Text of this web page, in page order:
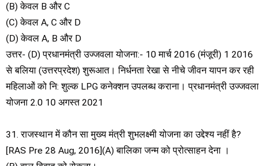
(B) केवल B और C
(C) केवल A, C और D
(D) केवल A, B और D
उत्तर- (D) प्रधानमंत्री उज्जवला योजना:- 10 मार्च 2016 (मंजूरी) 1 2016
से बलिया (उत्तरप्रदेश) शुरूआत। निर्धनता रेखा से नीचे जीवन यापन कर रही
महिलाओं को नि: शुल्क LPG कनेक्शन उपलब्ध कराना। प्रधानमंत्री उज्जवला
योजना 2.0 10 अगस्त 2021
31. राजस्थान में कौन सा मुख्य मंत्री शुभलक्ष्मी योजना का उद्देश्य नहीं है?
[RAS Pre 28 Aug, 2016](A) बालिका जन्म को प्रोत्साहन देना ।